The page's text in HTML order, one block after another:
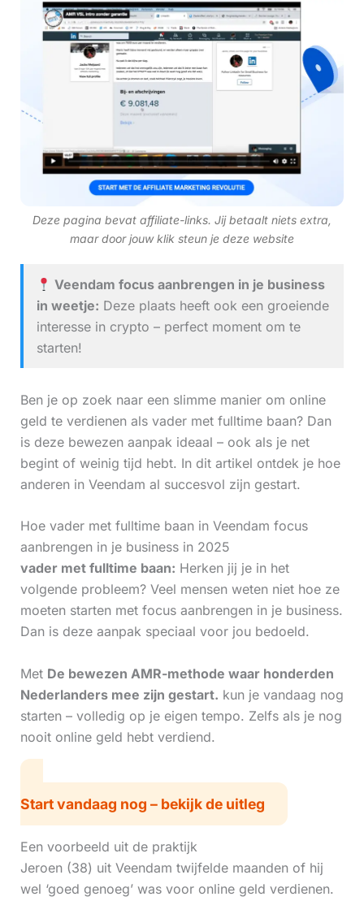
Deze pagina bevat affiliate-links. Jij betaalt niets extra,
maar door jouw klik steun je deze website
Veendam focus aanbrengen in je business
in weetje: Deze plaats heeft ook een groeiende
interesse in crypto – perfect moment om te
starten!
Ben je op zoek naar een slimme manier om online
geld te verdienen als vader met fulltime baan? Dan
is deze bewezen aanpak ideaal – ook als je net
begint of weinig tijd hebt. In dit artikel ontdek je hoe
anderen in Veendam al succesvol zijn gestart.
Hoe vader met fulltime baan in Veendam focus
aanbrengen in je business in 2025
vader met fulltime baan: Herken jij je in het
volgende probleem? Veel mensen weten niet hoe ze
moeten starten met focus aanbrengen in je business.
Dan is deze aanpak speciaal voor jou bedoeld.
Met De bewezen AMR-methode waar honderden
Nederlanders mee zijn gestart. kun je vandaag nog
starten – volledig op je eigen tempo. Zelfs als je nog
nooit online geld hebt verdiend.
Start vandaag nog – bekijk de uitleg
Een voorbeeld uit de praktijk
Jeroen (38) uit Veendam twijfelde maanden of hij
wel ‘goed genoeg’ was voor online geld verdienen.